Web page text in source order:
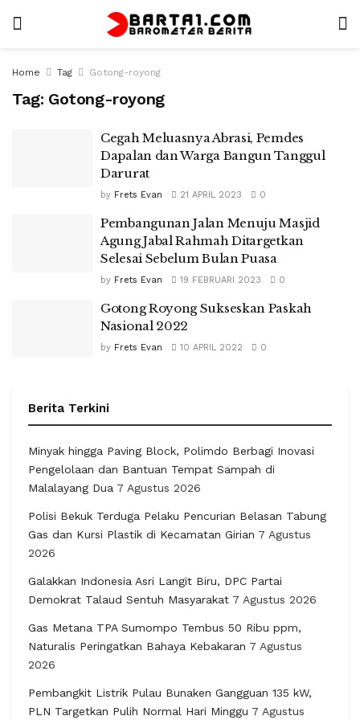
Home Tag Gotong-royong
Tag: Gotong-royong
Cegah Meluasnya Abrasi, Pemdes
Dapalan dan Warga Bangun Tanggul
Darurat
by Frets Evan 21 APRIL 2023 0
Pembangunan Jalan Menuju Masjid
Agung Jabal Rahmah Ditargetkan
Selesai Sebelum Bulan Puasa
by Frets Evan 19 FEBRUARI 2023 0
Gotong Royong Sukseskan Paskah
Nasional 2022
by Frets Evan 10 APRIL 2022 0
Berita Terkini
Minyak hingga Paving Block, Polimdo Berbagi Inovasi
Pengelolaan dan Bantuan Tempat Sampah di
Malalayang Dua 7 Agustus 2026
Polisi Bekuk Terduga Pelaku Pencurian Belasan Tabung
Gas dan Kursi Plastik di Kecamatan Girian 7 Agustus
2026
Galakkan Indonesia Asri Langit Biru, DPC Partai
Demokrat Talaud Sentuh Masyarakat 7 Agustus 2026
Gas Metana TPA Sumompo Tembus 50 Ribu ppm,
Naturalis Peringatkan Bahaya Kebakaran 7 Agustus
2026
Pembangkit Listrik Pulau Bunaken Gangguan 135 kW,
PLN Targetkan Pulih Normal Hari Minggu 7 Agustus